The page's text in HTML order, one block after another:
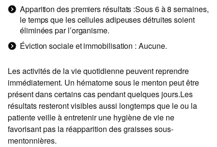
Apparition des premiers résultats :Sous 6 à 8 semaines,
le temps que les cellules adipeuses détruites soient
éliminées par l’organisme.
Éviction sociale et immobilisation : Aucune.
Les activités de la vie quotidienne peuvent reprendre
immédiatement. Un hématome sous le menton peut être
présent dans certains cas pendant quelques jours.Les
résultats resteront visibles aussi longtemps que le ou la
patiente veille à entretenir une hygiène de vie ne
favorisant pas la réapparition des graisses sous-
mentonnières.